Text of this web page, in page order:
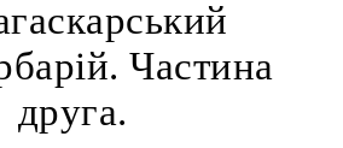
Частина
друга.